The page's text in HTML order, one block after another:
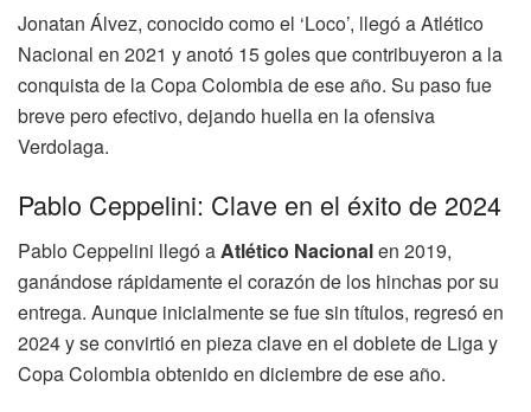
Jonatan Álvez, conocido como el ‘Loco’, llegó a Atlético
Nacional en 2021 y anotó 15 goles que contribuyeron a la
conquista de la Copa Colombia de ese año. Su paso fue
breve pero efectivo, dejando huella en la ofensiva
Verdolaga.
Pablo Ceppelini: Clave en el éxito de 2024
Pablo Ceppelini llegó aAtlético Nacionalen 2019,
ganándose rápidamente el corazón de los hinchas por su
entrega. Aunque inicialmente se fue sin títulos, regresó en
2024 y se convirtió en pieza clave en el doblete de Liga y
Copa Colombia obtenido en diciembre de ese año.